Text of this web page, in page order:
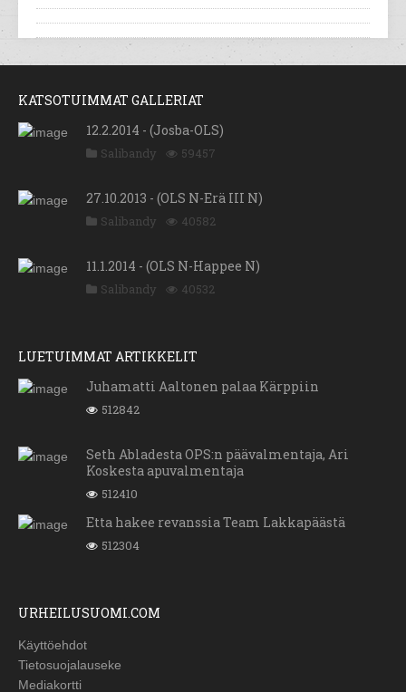
KATSOTUIMMAT GALLERIAT
12.2.2014 - (Josba-OLS)
Salibandy 59457
27.10.2013 - (OLS N-Erä III N)
Salibandy 40582
11.1.2014 - (OLS N-Happee N)
Salibandy 40532
LUETUIMMAT ARTIKKELIT
Juhamatti Aaltonen palaa Kärppiin
512842
Seth Abladesta OPS:n päävalmentaja, Ari
Koskesta apuvalmentaja
512410
Etta hakee revanssia Team Lakkapäästä
512304
URHEILUSUOMI.COM
Käyttöehdot
Tietosuojalauseke
Mediakortti